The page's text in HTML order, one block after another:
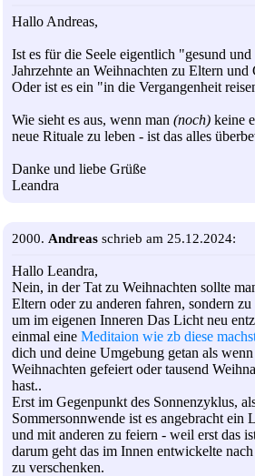
Hallo Andreas,
Ist es für die Seele eigentlich "gesund
Jahrzehnte an Weihnachten zu Eltern
Oder ist es ein "in die Vergangenheit
Wie sieht es aus, wenn man (noch) keine
neue Rituale zu leben - ist das alles
Danke und liebe Grüße
Leandra
2000. Andreas schrieb am 25.12.2024:
Hallo Leandra,
Nein, in der Tat zu Weihnachten sollte
Eltern oder zu anderen fahren, sondern
um im eigenen Inneren Das Licht neu
einmal eine Meditaion wie zb diese
dich und deine Umgebung getan als
Weihnachten gefeiert oder tausend
hast..
Erst im Gegenpunkt des Sonnenzyklus,
Sommersonnwende ist es angebracht ein
und mit anderen zu feiern - weil erst das
darum geht das im Innen entwickelte
zu verschenken.